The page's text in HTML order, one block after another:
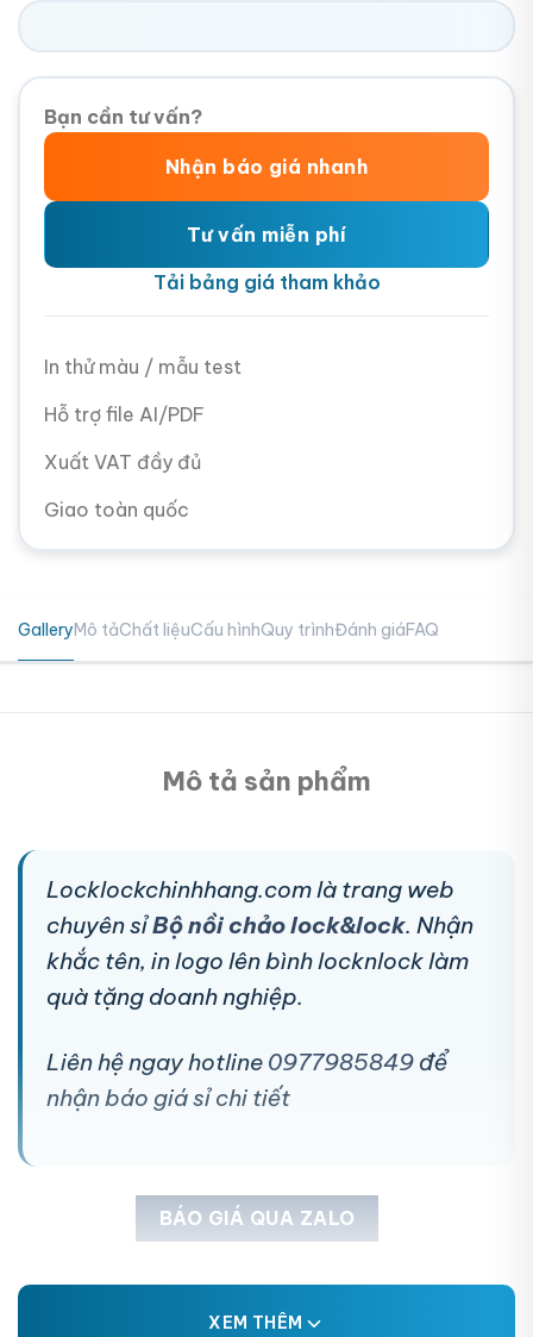
Bạn cần tư vấn?
Nhận báo giá nhanh
Tư vấn miễn phí
Tải bảng giá tham khảo
In thử màu / mẫu test
Hỗ trợ file AI/PDF
Xuất VAT đầy đủ
Giao toàn quốc
GalleryMô tảChất liệuCấu hìnhQuy trìnhĐánh giáFAQ
Mô tả sản phẩm
Locklockchinhhang.com là trang web
chuyên sỉBộ nồi chảo lock&lock. Nhận
khắc tên, in logo lên bình locknlock làm
quà tặng doanh nghiệp.
Liên hệ ngay hotline 0977985849 để
nhận báo giá sỉ chi tiết
BÁO GIÁ QUA ZALO
XEM THÊM